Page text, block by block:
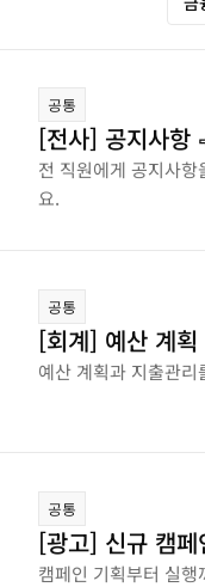
공통
[전사] 공지사항
전 직원에게 공지사
요.
공통
[회계] 예산 계
예산 계획과 지출관
공통
[광고] 신규 캠
캠페인 기획부터 실